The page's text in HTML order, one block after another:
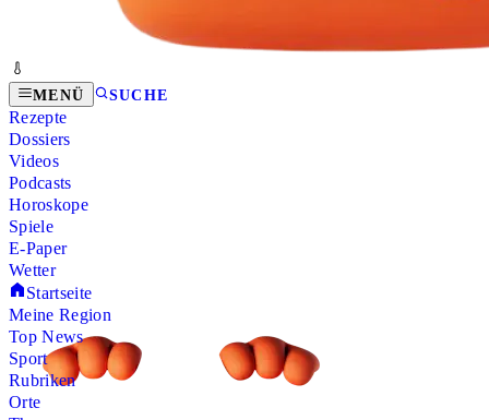
MENÜ SUCHE
Rezepte
Dossiers
Videos
Podcasts
Horoskope
Spiele
E-Paper
Wetter
Startseite
Meine Region
Top News
Sport
Rubriken
Orte